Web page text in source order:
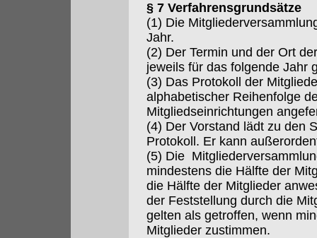
§ 7 Verfahrensgrundsätze
(1) Die
Jahr.
(2) Der Termin und der Ort
jeweils für das folgende Jahr
(3) Das Protokoll der
alphabetischer Reihenfolge
Mitgliedseinrichtungen
(4) Der Vorstand lädt zu den
Protokoll. Er kann
(5) Die
mindestens die Hälfte der
die Hälfte der Mitglieder
der Feststellung durch die
gelten als getroffen, wenn
Mitglieder zustimmen.